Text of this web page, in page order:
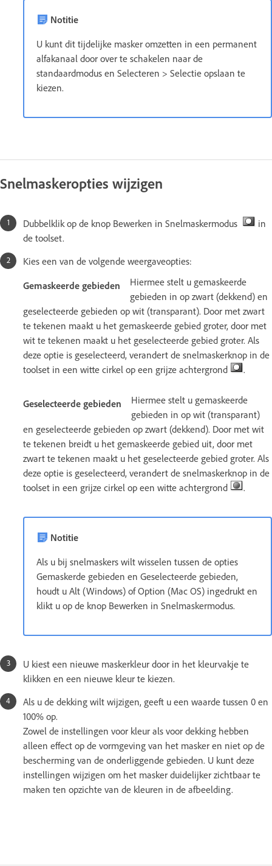
Notitie
U kunt dit tijdelijke masker omzetten in een permanent
alfakanaal door over te schakelen naar de
standaardmodus en Selecteren > Selectie opslaan te
kiezen.
Snelmaskeropties wijzigen
Dubbelklik op de knop Bewerken in Snelmaskermodus
in
de toolset.
Kies een van de volgende weergaveopties:
Gemaskeerde gebieden
Hiermee stelt u gemaskeerde
gebieden in op zwart (dekkend) en
geselecteerde gebieden op wit (transparant). Door met zwart
te tekenen maakt u het gemaskeerde gebied groter, door met
wit te tekenen maakt u het geselecteerde gebied groter. Als
deze optie is geselecteerd, verandert de snelmaskerknop in de
toolset in een witte cirkel op een grijze achtergrond
.
Geselecteerde gebieden
Hiermee stelt u gemaskeerde
gebieden in op wit (transparant)
en geselecteerde gebieden op zwart (dekkend). Door met wit
te tekenen breidt u het gemaskeerde gebied uit, door met
zwart te tekenen maakt u het geselecteerde gebied groter. Als
deze optie is geselecteerd, verandert de snelmaskerknop in de
toolset in een grijze cirkel op een witte achtergrond
.
Notitie
Als u bij snelmaskers wilt wisselen tussen de opties
Gemaskerde gebieden en Geselecteerde gebieden,
houdt u Alt (Windows) of Option (Mac OS) ingedrukt en
klikt u op de knop Bewerken in Snelmaskermodus.
U kiest een nieuwe maskerkleur door in het kleurvakje te
klikken en een nieuwe kleur te kiezen.
Als u de dekking wilt wijzigen, geeft u een waarde tussen 0 en
100% op.
Zowel de instellingen voor kleur als voor dekking hebben
alleen effect op de vormgeving van het masker en niet op de
bescherming van de onderliggende gebieden. U kunt deze
instellingen wijzigen om het masker duidelijker zichtbaar te
maken ten opzichte van de kleuren in de afbeelding.